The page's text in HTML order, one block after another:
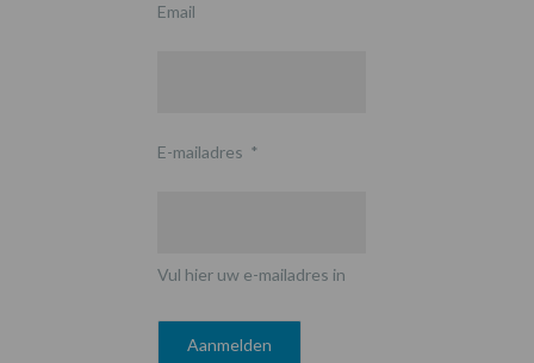
Email
E-mailadres *
Vul hier uw e-mailadres in